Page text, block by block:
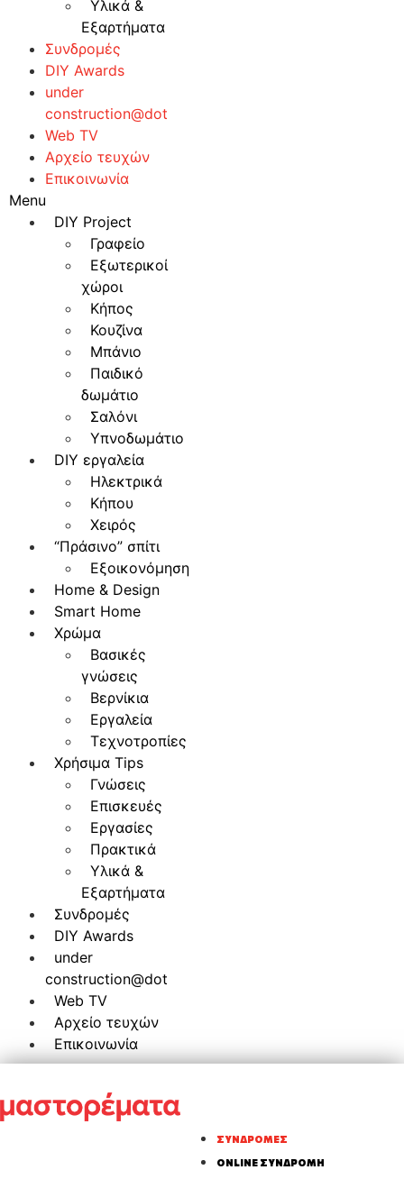
Υλικά &
Εξαρτήματα
Συνδρομές
DIY Awards
under
construction@dot
Web TV
Αρχείο τευχών
Επικοινωνία
Menu
DIY Project
Γραφείο
Εξωτερικοί
χώροι
Κήπος
Κουζίνα
Μπάνιο
Παιδικό
δωμάτιο
Σαλόνι
Υπνοδωμάτιο
DIY εργαλεία
Ηλεκτρικά
Κήπου
Χειρός
“Πράσινο” σπίτι
Εξοικονόμηση
Home & Design
Smart Home
Χρώμα
Βασικές
γνώσεις
Βερνίκια
Εργαλεία
Τεχνοτροπίες
Χρήσιμα Tips
Γνώσεις
Επισκευές
Εργασίες
Πρακτικά
Υλικά &
Εξαρτήματα
Συνδρομές
DIY Awards
under
construction@dot
Web TV
Αρχείο τευχών
Επικοινωνία
ΣΥΝΔΡΟΜΈΣ
ONLINE ΣΥΝΔΡΟΜΉ